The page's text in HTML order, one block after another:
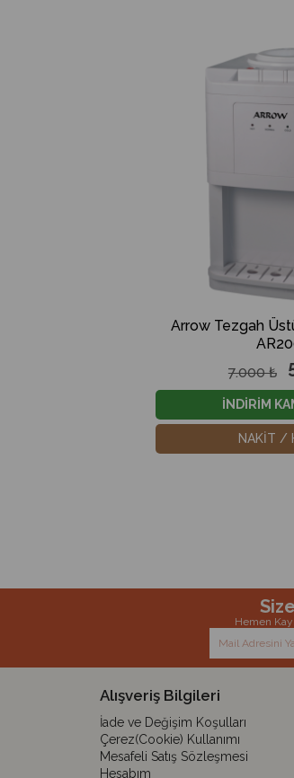
Arrow Tezgah
7.000 ₺
İNDİRİM
NAKİT /
Hemen
Alışveriş Bilgileri
İade ve Değişim Koşulları
Çerez(Cookie) Kullanımı
Mesafeli Satış Sözleşmesi
Hesabım